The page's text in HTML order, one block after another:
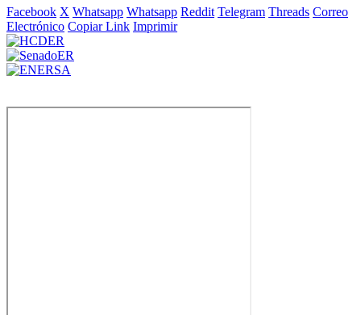
Facebook X Whatsapp Whatsapp Reddit Telegram Threads Correo
Electrónico Copiar Link Imprimir